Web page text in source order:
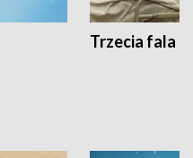
Trzecia fala -